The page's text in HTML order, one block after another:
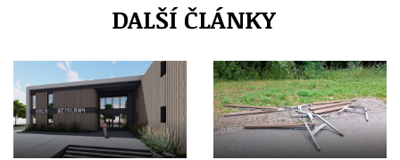
DALŠÍ ČLÁNKY